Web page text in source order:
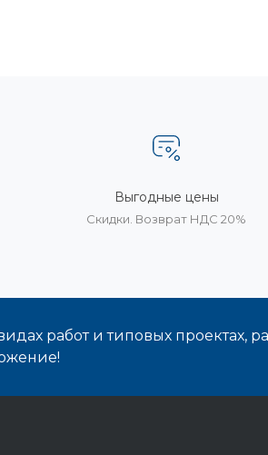
Выгодные цены
Скидки. Возврат НДС 20%
работ и типовых проектах,